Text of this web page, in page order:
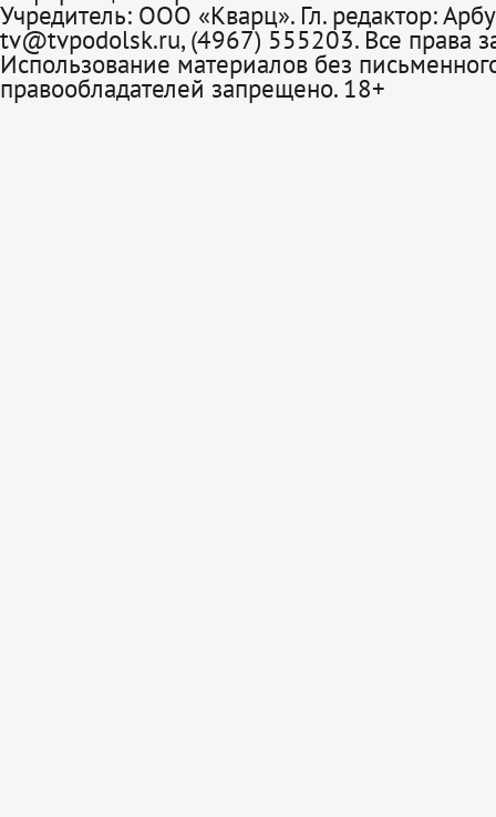
Учредитель: ООО «Кварц». Гл. редактор:
tv@tvpodolsk.ru, (4967) 555203. Все права
Использование материалов без
правообладателей запрещено. 18+